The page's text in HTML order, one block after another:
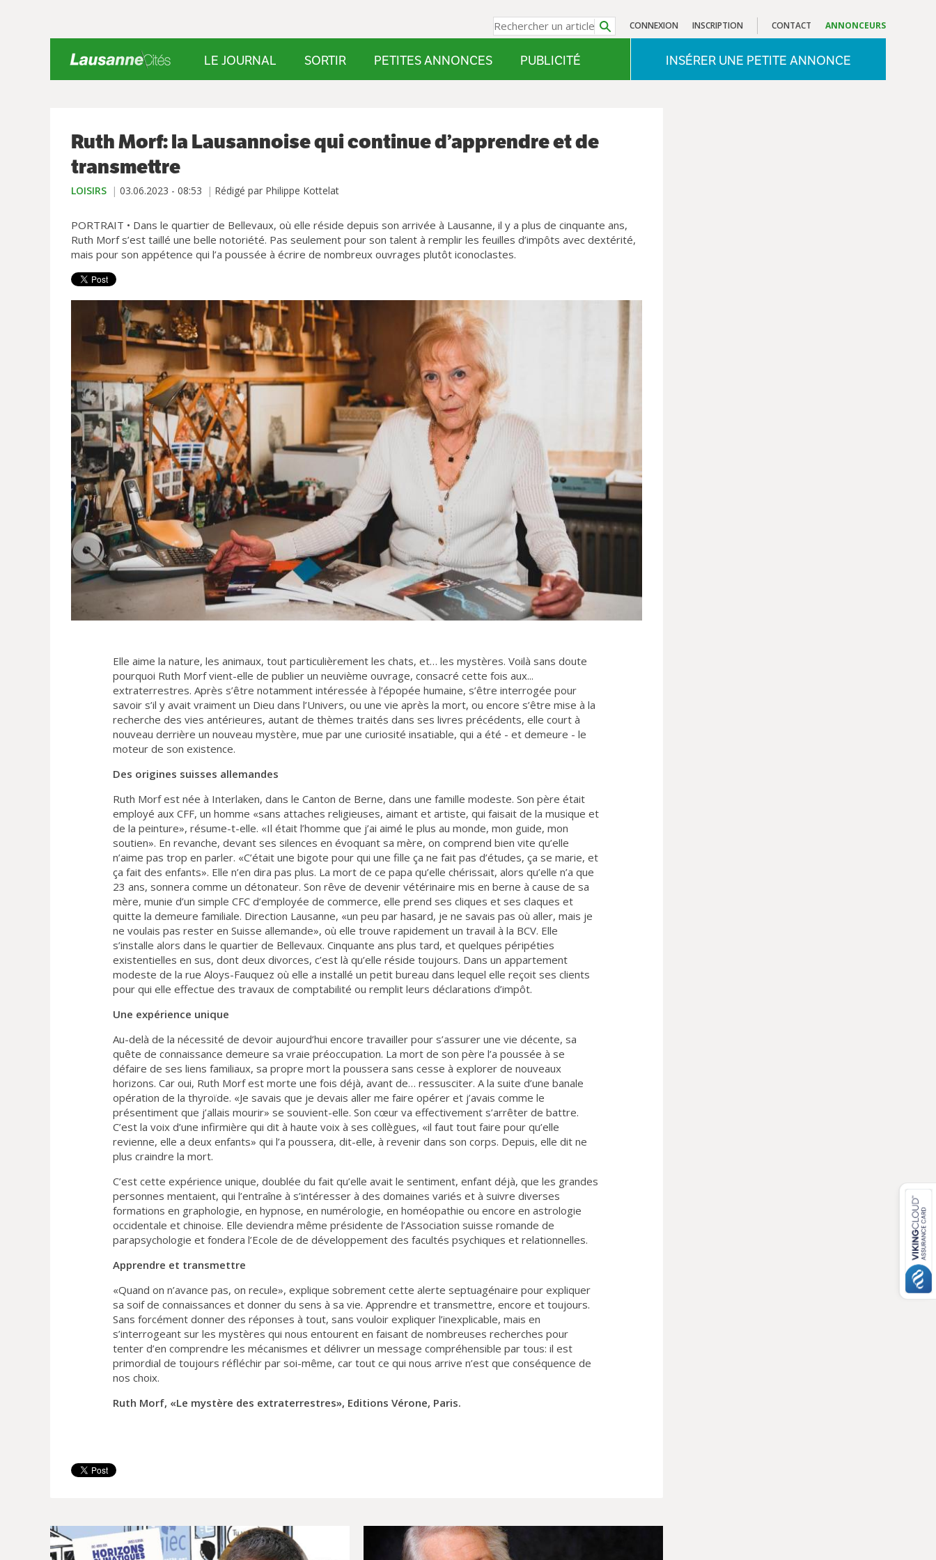
CONTACT ANNONCEURS
CONNEXION INSCRIPTION
LE JOURNAL SORTIR PETITES ANNONCES PUBLICITÉ INSÉRER UNE PETITE ANNONCE
Ruth Morf: la Lausannoise qui continue d’apprendre et de
transmettre
LOISIRS 03.06.2023 - 08:53 Rédigé par Philippe Kottelat
PORTRAIT • Dans le quartier de Bellevaux, où elle réside depuis son arrivée à Lausanne, il y a plus de cinquante ans,
Ruth Morf s’est taillé une belle notoriété. Pas seulement pour son talent à remplir les feuilles d’impôts avec dextérité,
mais pour son appétence qui l’a poussée à écrire de nombreux ouvrages plutôt iconoclastes.
Elle aime la nature, les animaux, tout particulièrement les chats, et… les mystères. Voilà sans doute
pourquoi Ruth Morf vient-elle de publier un neuvième ouvrage, consacré cette fois aux...
extraterrestres. Après s’être notamment intéressée à l’épopée humaine, s’être interrogée pour
savoir s’il y avait vraiment un Dieu dans l’Univers, ou une vie après la mort, ou encore s’être mise à la
recherche des vies antérieures, autant de thèmes traités dans ses livres précédents, elle court à
nouveau derrière un nouveau mystère, mue par une curiosité insatiable, qui a été - et demeure - le
moteur de son existence.
Des origines suisses allemandes
Ruth Morf est née à Interlaken, dans le Canton de Berne, dans une famille modeste. Son père était
employé aux CFF, un homme «sans attaches religieuses, aimant et artiste, qui faisait de la musique et
de la peinture», résume-t-elle. «Il était l’homme que j’ai aimé le plus au monde, mon guide, mon
soutien». En revanche, devant ses silences en évoquant sa mère, on comprend bien vite qu’elle
n’aime pas trop en parler. «C’était une bigote pour qui une fille ça ne fait pas d’études, ça se marie, et
ça fait des enfants». Elle n’en dira pas plus. La mort de ce papa qu’elle chérissait, alors qu’elle n’a que
23 ans, sonnera comme un détonateur. Son rêve de devenir vétérinaire mis en berne à cause de sa
mère, munie d’un simple CFC d’employée de commerce, elle prend ses cliques et ses claques et
quitte la demeure familiale. Direction Lausanne, «un peu par hasard, je ne savais pas où aller, mais je
ne voulais pas rester en Suisse allemande», où elle trouve rapidement un travail à la BCV. Elle
s’installe alors dans le quartier de Bellevaux. Cinquante ans plus tard, et quelques péripéties
existentielles en sus, dont deux divorces, c’est là qu’elle réside toujours. Dans un appartement
modeste de la rue Aloys-Fauquez où elle a installé un petit bureau dans lequel elle reçoit ses clients
pour qui elle effectue des travaux de comptabilité ou remplit leurs déclarations d’impôt.
Une expérience unique
Au-delà de la nécessité de devoir aujourd’hui encore travailler pour s’assurer une vie décente, sa
quête de connaissance demeure sa vraie préoccupation. La mort de son père l’a poussée à se
défaire de ses liens familiaux, sa propre mort la poussera sans cesse à explorer de nouveaux
horizons. Car oui, Ruth Morf est morte une fois déjà, avant de… ressusciter. A la suite d’une banale
opération de la thyroïde. «Je savais que je devais aller me faire opérer et j’avais comme le
présentiment que j’allais mourir» se souvient-elle. Son cœur va effectivement s’arrêter de battre.
C’est la voix d’une infirmière qui dit à haute voix à ses collègues, «il faut tout faire pour qu’elle
revienne, elle a deux enfants» qui l’a poussera, dit-elle, à revenir dans son corps. Depuis, elle dit ne
plus craindre la mort.
C’est cette expérience unique, doublée du fait qu’elle avait le sentiment, enfant déjà, que les grandes
personnes mentaient, qui l’entraîne à s’intéresser à des domaines variés et à suivre diverses
formations en graphologie, en hypnose, en numérologie, en homéopathie ou encore en astrologie
occidentale et chinoise. Elle deviendra même présidente de l’Association suisse romande de
parapsychologie et fondera l’Ecole de de développement des facultés psychiques et relationnelles.
Apprendre et transmettre
«Quand on n’avance pas, on recule», explique sobrement cette alerte septuagénaire pour expliquer
sa soif de connaissances et donner du sens à sa vie. Apprendre et transmettre, encore et toujours.
Sans forcément donner des réponses à tout, sans vouloir expliquer l’inexplicable, mais en
s’interrogeant sur les mystères qui nous entourent en faisant de nombreuses recherches pour
tenter d’en comprendre les mécanismes et délivrer un message compréhensible par tous: il est
primordial de toujours réfléchir par soi-même, car tout ce qui nous arrive n’est que conséquence de
nos choix.
Ruth Morf, «Le mystère des extraterrestres», Editions Vérone, Paris.